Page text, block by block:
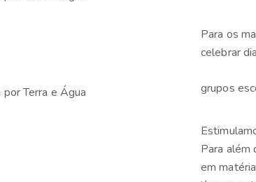
Para os
celebrar
grupos
Para além
em